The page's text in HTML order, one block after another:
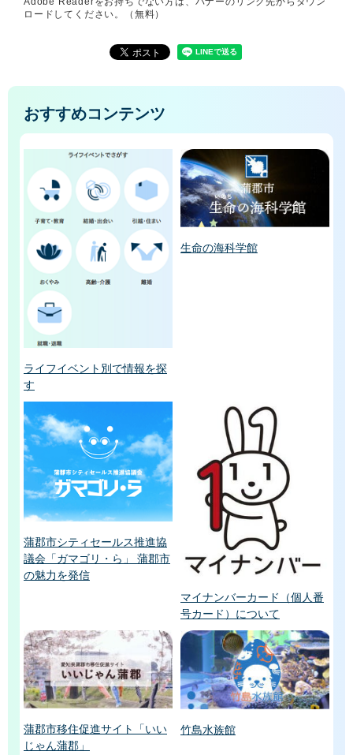
ロードしてください。（無料）
おすすめコンテンツ
ライフイベント別で情報を探
す
生命の海科学館
蒲郡市シティセールス推進協
議会「ガマゴリ・ら」 蒲郡市
の魅力を発信
マイナンバーカード（個人番
号カード）について
蒲郡市移住促進サイト「いい
じゃん蒲郡」
竹島水族館